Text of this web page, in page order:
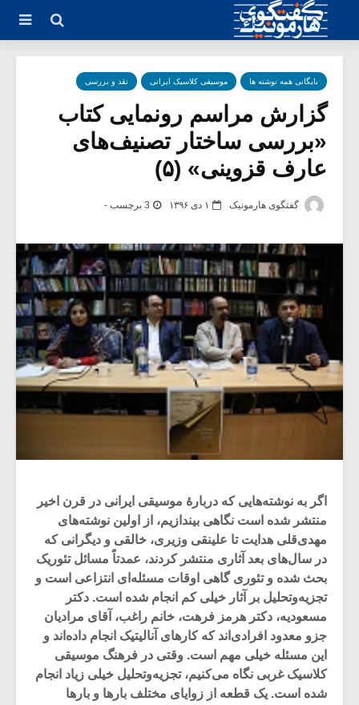
بایگانی همه نوشته ها موسیقی کلاسیک ایرانی نقد و بررسی
گزارش مراسم رونمایی کتاب
«بررسی ساختار تصنیف‌های
عارف قزوینی» (۵)
گفتگوی هارمونیک ۱ دی ۱۳۹۶ 3 برچسب -
اگر به نوشته‌هایی که دربارۀ موسیقی ایرانی در قرن اخیر
منتشر شده است نگاهی بیندازیم، از اولین نوشته‌های
مهدی‌قلی هدایت تا علینقی وزیری، خالقی و دیگرانی که
در سال‌های بعد آثاری منتشر کردند، عمدتاً مسائل تئوریک
بحث شده و تئوری گاهی اوقات مسئله‌ای انتزاعی است و
تجزیه‌وتحلیل بر آثار خیلی کم انجام شده است. دکتر
مسعودیه، دکتر هرمز فرهت، خانم راغب، آقای مرادیان
جزو معدود افرادی‌اند که کارهای آنالیتیک انجام داده‌اند و
این مسئله خیلی مهم است. وقتی در فرهنگ موسیقی
کلاسیک غربی نگاه می‌کنیم، تجزیه‌وتحلیل خیلی زیاد انجام
شده است. یک قطعه از زوایای مختلف بارها و بارها